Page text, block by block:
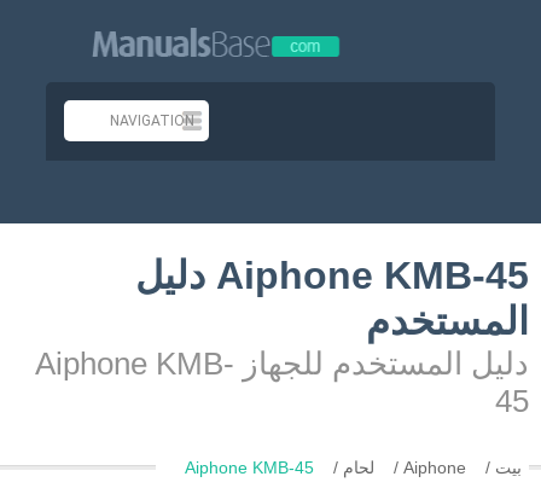
Aiphone KMB-45 دليل
المستخدم
دليل المستخدم للجهاز Aiphone KMB-
45
بيت Aiphone لحام Aiphone KMB-45